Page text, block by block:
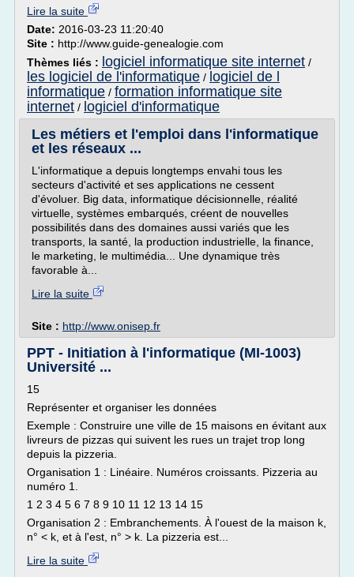
Lire la suite
Date: 2016-03-23 11:20:40
Site : http://www.guide-genealogie.com
Thèmes liés : logiciel informatique site internet /
les logiciel de l'informatique / logiciel de l
informatique / formation informatique site
internet / logiciel d'informatique
Les métiers et l'emploi dans l'informatique
et les réseaux ...
L'informatique a depuis longtemps envahi tous les
secteurs d'activité et ses applications ne cessent
d'évoluer. Big data, informatique décisionnelle, réalité
virtuelle, systèmes embarqués, créent de nouvelles
possibilités dans des domaines aussi variés que les
transports, la santé, la production industrielle, la finance,
le marketing, le multimédia... Une dynamique très
favorable à...
Lire la suite
Site : http://www.onisep.fr
PPT - Initiation à l'informatique (MI-1003)
Université ...
15
Représenter et organiser les données
Exemple : Construire une ville de 15 maisons en évitant aux
livreurs de pizzas qui suivent les rues un trajet trop long
depuis la pizzeria.
Organisation 1 : Linéaire. Numéros croissants. Pizzeria au
numéro 1.
1 2 3 4 5 6 7 8 9 10 11 12 13 14 15
Organisation 2 : Embranchements. À l'ouest de la maison k,
n° < k, et à l'est, n° > k. La pizzeria est...
Lire la suite